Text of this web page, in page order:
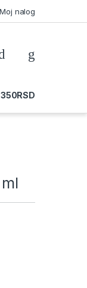
Moj nalog